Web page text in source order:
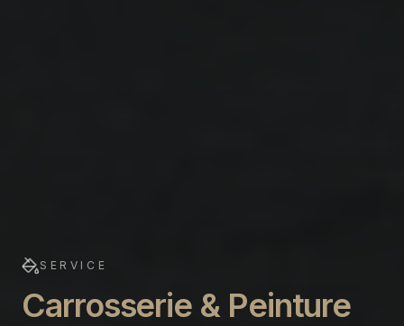
SERVICE
Carrosserie & Peinture